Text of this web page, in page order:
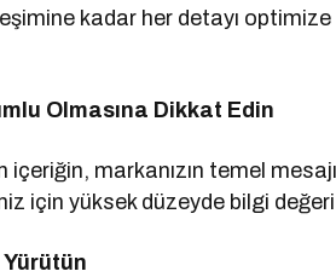
kadar her detayı
Olmasına Dikkat Edin
markanızın temel
için yüksek düzeyde bilgi değeri